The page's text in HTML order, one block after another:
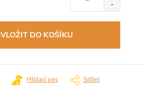
VLOŽIT DO KOŠÍKU
Hlídací pes Sdílet